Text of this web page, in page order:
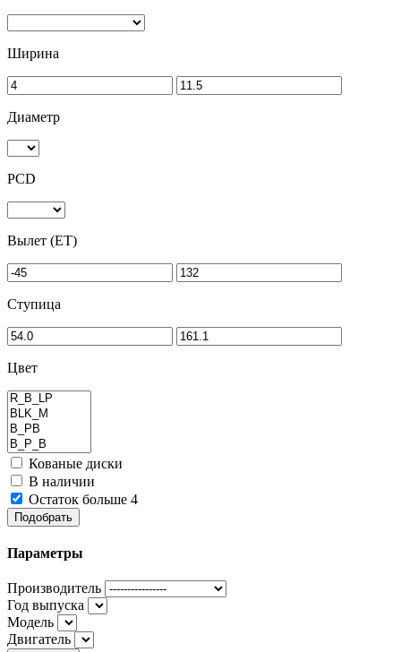
Ширина
Диаметр
PCD
Вылет (ET)
Ступица
Цвет
Кованые диски
В наличии
Остаток больше 4
Подобрать
Параметры
Производитель
Год выпуска
Модель
Двигатель